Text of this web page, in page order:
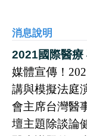
消息說明
2021國際醫
媒體宣傳！
講與模擬法庭
會主席台灣醫
壇主題除談論